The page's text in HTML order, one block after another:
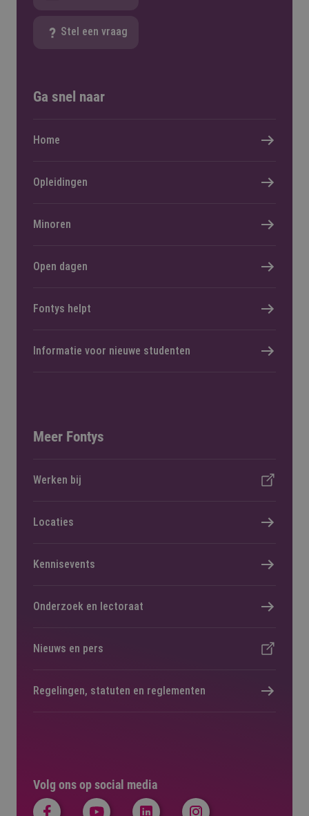
Stel een vraag
Volg ons op social media
Ga snel naar
Home
Opleidingen
Minoren
Open dagen
Fontys helpt
Informatie voor nieuwe studenten
Meer Fontys
Werken bij
Locaties
Kennisevents
Onderzoek en lectoraat
Nieuws en pers
Regelingen, statuten en reglementen